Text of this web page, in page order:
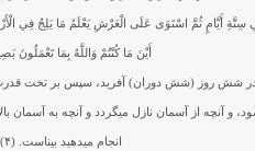
أَيَّامٍ ثُمَّ اسْتَوَى عَلَى الْعَرْشِ يَعْلَمُ مَا يَلِجُ فِي
أَيْنَ مَا كُنْتُمْ وَاللَّهُ بِمَا تَعْمَلُونَ
شش روز (شش دوران) آفريد، سپس بر تخت قدرت
و آنچه از آسمان نازل مي‏گردد و آنچه به آسمان
انجام مي‏دهيد بيناست. (۴)